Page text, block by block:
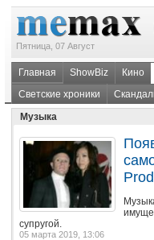
Пятница, 07 Август
Главная ShowBiz Кино
Светские хроники
Музыка
супругой.
05 марта 2019, 13:06